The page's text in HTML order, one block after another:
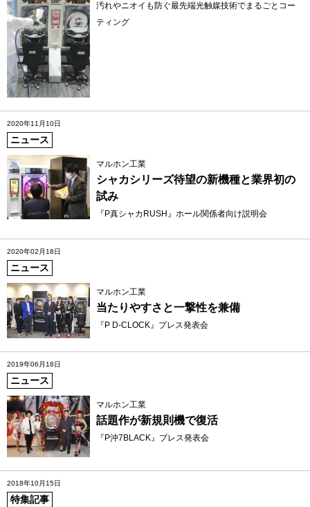
汚れやニオイも防ぐ最先端光触媒技術でまるごとコー
ティング
2020年11月10日
ニュース
マルホン工業
シャカシリーズ待望の新機種と業界初の
試み
『P真シャカRUSH』ホール関係者向け説明会
2020年02月18日
ニュース
マルホン工業
当たりやすさと一撃性を兼備
『P D-CLOCK』プレス発表会
2019年06月18日
ニュース
マルホン工業
話題作が新規則機で復活
『P沖7BLACK』プレス発表会
2018年10月15日
特集記事